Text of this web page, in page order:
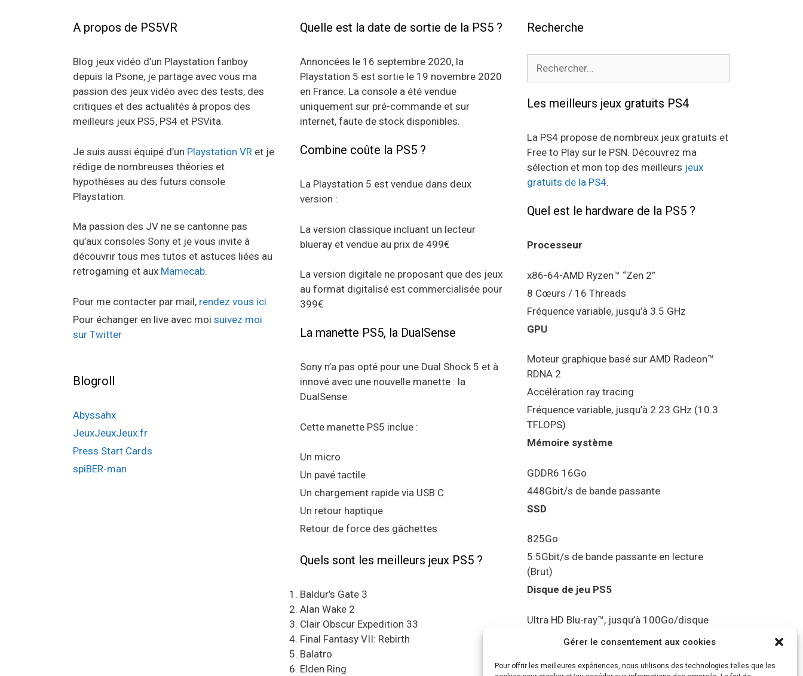
Gérer le consentement aux cookies
Pour offrir les meilleures expériences, nous utilisons des technologies telles que les
A propos de PS5VR
Blog jeux vidéo d’un Playstation fanboy
depuis la Psone, je partage avec vous ma
passion des jeux vidéo avec des tests, des
critiques et des actualités à propos des
meilleurs jeux PS5, PS4 et PSVita.
Je suis aussi équipé d’un Playstation VR et je
rédige de nombreuses théories et
hypothèses au des futurs console
Playstation.
Ma passion des JV ne se cantonne pas
qu’aux consoles Sony et je vous invite à
découvrir tous mes tutos et astuces liées au
retrogaming et aux Mamecab.
Pour me contacter par mail, rendez vous ici
Pour échanger en live avec moi suivez moi
sur Twitter
Blogroll
Abyssahx
JeuxJeuxJeux.fr
Press Start Cards
spiBER-man
Quelle est la date de sortie de la PS5 ?
Annoncées le 16 septembre 2020, la
Playstation 5 est sortie le 19 novembre 2020
en France. La console a été vendue
uniquement sur pré-commande et sur
internet, faute de stock disponibles.
Combine coûte la PS5 ?
La Playstation 5 est vendue dans deux
version :
La version classique incluant un lecteur
blueray et vendue au prix de 499€
La version digitale ne proposant que des jeux
au format digitalisé est commercialisée pour
399€
La manette PS5, la DualSense
Sony n’a pas opté pour une Dual Shock 5 et à
innové avec une nouvelle manette : la
DualSense.
Cette manette PS5 inclue :
Un micro
Un pavé tactile
Un chargement rapide via USB C
Un retour haptique
Retour de force des gâchettes
Quels sont les meilleurs jeux PS5 ?
Baldur’s Gate 3
Alan Wake 2
Clair Obscur Expedition 33
Final Fantasy VII: Rebirth
Balatro
Elden Ring
Recherche
Les meilleurs jeux gratuits PS4
La PS4 propose de nombreux jeux gratuits et
Free to Play sur le PSN. Découvrez ma
sélection et mon top des meilleurs jeux
gratuits de la PS4.
Quel est le hardware de la PS5 ?
Processeur
x86-64-AMD Ryzen™ “Zen 2”
8 Cœurs / 16 Threads
Fréquence variable, jusqu’à 3.5 GHz
GPU
Moteur graphique basé sur AMD Radeon™
RDNA 2
Accélération ray tracing
Fréquence variable, jusqu’à 2.23 GHz (10.3
TFLOPS)
Mémoire système
GDDR6 16Go
448Gbit/s de bande passante
SSD
825Go
5.5Gbit/s de bande passante en lecture
(Brut)
Disque de jeu PS5
Ultra HD Blu-ray™, jusqu’à 100Go/disque
Sortie vidéo
Compatibilité avec les téléviseurs 4K 120Hz